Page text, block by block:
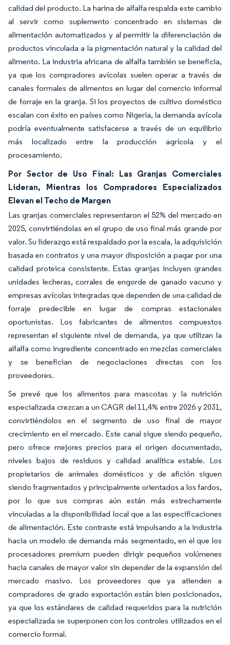
calidad del producto. La harina de alfalfa respalda este cambio
al servir como suplemento concentrado en sistemas de
alimentación automatizados y al permitir la diferenciación de
productos vinculada a la pigmentación natural y la calidad del
alimento. La industria africana de alfalfa también se beneficia,
ya que los compradores avícolas suelen operar a través de
canales formales de alimentos en lugar del comercio informal
de forraje en la granja. Si los proyectos de cultivo doméstico
escalan con éxito en países como Nigeria, la demanda avícola
podría eventualmente satisfacerse a través de un equilibrio
más localizado entre la producción agrícola y el
procesamiento.
Por Sector de Uso Final: Las Granjas Comerciales
Lideran, Mientras los Compradores Especializados
Elevan el Techo de Margen
Las granjas comerciales representaron el 52% del mercado en
2025, convirtiéndolas en el grupo de uso final más grande por
valor. Su liderazgo está respaldado por la escala, la adquisición
basada en contratos y una mayor disposición a pagar por una
calidad proteica consistente. Estas granjas incluyen grandes
unidades lecheras, corrales de engorde de ganado vacuno y
empresas avícolas integradas que dependen de una calidad de
forraje predecible en lugar de compras estacionales
oportunistas. Los fabricantes de alimentos compuestos
representan el siguiente nivel de demanda, ya que utilizan la
alfalfa como ingrediente concentrado en mezclas comerciales
y se benefician de negociaciones directas con los
proveedores.
Se prevé que los alimentos para mascotas y la nutrición
especializada crezcan a un CAGR del 11,4% entre 2026 y 2031,
convirtiéndolos en el segmento de uso final de mayor
crecimiento en el mercado. Este canal sigue siendo pequeño,
pero ofrece mejores precios para el origen documentado,
niveles bajos de residuos y calidad analítica estable. Los
propietarios de animales domésticos y de afición siguen
siendo fragmentados y principalmente orientados a los fardos,
por lo que sus compras aún están más estrechamente
vinculadas a la disponibilidad local que a las especificaciones
de alimentación. Este contraste está impulsando a la industria
hacia un modelo de demanda más segmentado, en el que los
procesadores premium pueden dirigir pequeños volúmenes
hacia canales de mayor valor sin depender de la expansión del
mercado masivo. Los proveedores que ya atienden a
compradores de grado exportación están bien posicionados,
ya que los estándares de calidad requeridos para la nutrición
especializada se superponen con los controles utilizados en el
comercio formal.